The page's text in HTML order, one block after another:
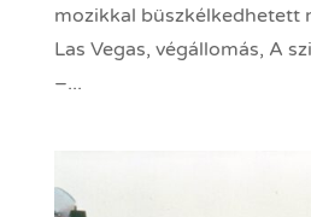
mozikkal büszkélkedhetett
Las Vegas, végállomás, A
–...